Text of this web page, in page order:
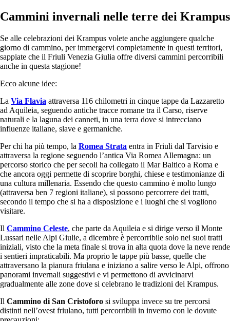
Cammini invernali nelle terre dei Krampus
Se alle celebrazioni dei Krampus volete anche aggiungere qualche
giorno di cammino, per immergervi completamente in questi territori,
sappiate che il Friuli Venezia Giulia offre diversi cammini percorribili
anche in questa stagione!
Ecco alcune idee:
La Via Flavia attraversa 116 chilometri in cinque tappe da Lazzaretto
ad Aquileia, seguendo antiche tracce romane tra il Carso, riserve
naturali e la laguna dei canneti, in una terra dove si intrecciano
influenze italiane, slave e germaniche.
Per chi ha più tempo, la Romea Strata entra in Friuli dal Tarvisio e
attraversa la regione seguendo l’antica Via Romea Allemagna: un
percorso storico che per secoli ha collegato il Mar Baltico a Roma e
che ancora oggi permette di scoprire borghi, chiese e testimonianze di
una cultura millenaria. Essendo che questo cammino è molto lungo
(attraversa ben 7 regioni italiane), si possono percorrere dei tratti,
secondo il tempo che si ha a disposizione e i luoghi che si vogliono
visitare.
Il Cammino Celeste, che parte da Aquileia e si dirige verso il Monte
Lussari nelle Alpi Giulie, a dicembre è percorribile solo nei suoi tratti
iniziali, visto che la meta finale si trova in alta quota dove la neve rende
i sentieri impraticabili. Ma proprio le tappe più basse, quelle che
attraversano la pianura friulana e iniziano a salire verso le Alpi, offrono
panorami invernali suggestivi e vi permettono di avvicinarvi
gradualmente alle zone dove si celebrano le tradizioni dei Krampus.
Il Cammino di San Cristoforo si sviluppa invece su tre percorsi
distinti nell’ovest friulano, tutti percorribili in inverno con le dovute